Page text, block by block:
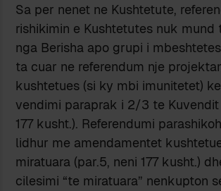
Sa per nenet ne Kushtetute,
rishikimin e Kushtetutes nuk mund
nga Berisha apo grupi i
ta cuar ne referendum nje
kushtetues (si ky mbi imunitetet)
vendimi paraprak i 2/3 te Kuvendit
177 kusht.). Referendumi
lidhur me amendamentet
miratuara (par.5, neni 177 kusht.)
cilesimi “te miratuara” nenkupton